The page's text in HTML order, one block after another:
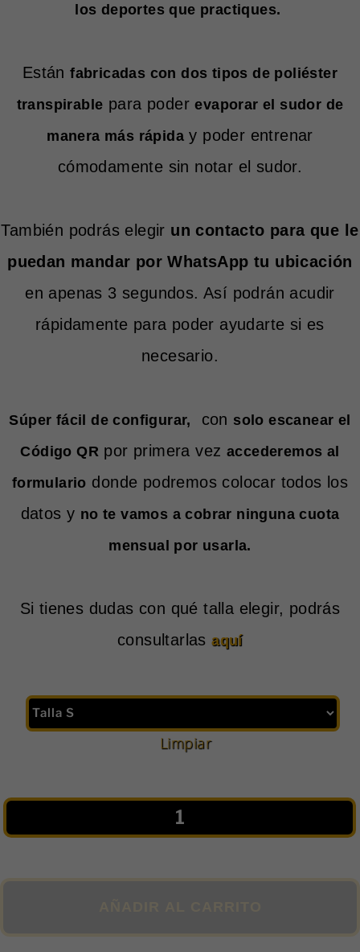
los deportes que practiques.
Estánfabricadas con dos tipos de poliéster
transpirable para poderevaporar el sudor de
manera más rápida y poder entrenar
cómodamente sin notar el sudor.
También podrás elegir un contacto para que le
puedan mandar por WhatsApp tu ubicación
en apenas 3 segundos. Así podrán acudir
rápidamente para poder ayudarte si es
necesario.
Súper fácil de configurar, con solo escanear el
Código QR por primera vez accederemos al
formulario donde podremos colocar todos los
datos y no te vamos a cobrar ninguna cuota
mensual por usarla.
Si tienes dudas con qué talla elegir, podrás
consultarlasaquí
Limpiar
Camiseta
Inteligente